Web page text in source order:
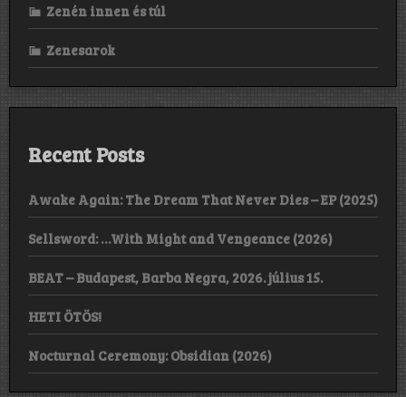
Zenén innen és túl
Zenesarok
Recent Posts
Awake Again: The Dream That Never Dies – EP (2025)
Sellsword: …With Might and Vengeance (2026)
BEAT – Budapest, Barba Negra, 2026. július 15.
HETI ÖTÖS!
Nocturnal Ceremony: Obsidian (2026)